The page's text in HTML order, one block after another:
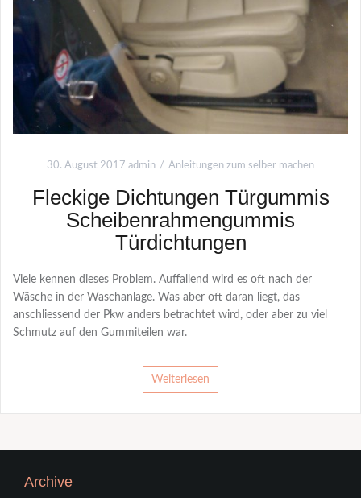
30. August 2017 admin Anleitungen zum selber machen
Fleckige Dichtungen Türgummis
Scheibenrahmengummis
Türdichtungen
Viele kennen dieses Problem. Auffallend wird es oft nach der
Wäsche in der Waschanlage. Was aber oft daran liegt, das
anschliessend der Pkw anders betrachtet wird, oder aber zu viel
Schmutz auf den Gummiteilen war.
Weiterlesen
Archive